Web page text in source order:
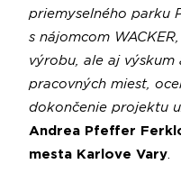
priemyselného parku
s nájomcom
výrobu, ale aj
pracovných miest,
dokončenie projektu
Andrea Pfeffer
mesta Karlove Vary